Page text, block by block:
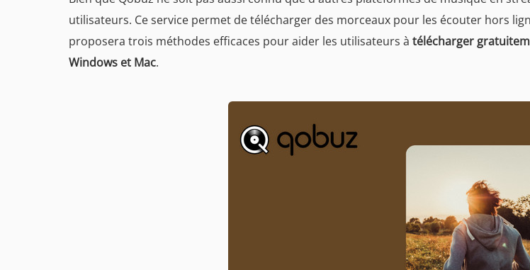
utilisateurs. Ce service permet de télécharger des morceaux pour les écouter hors
proposera trois méthodes efficaces pour aider les utilisateurs à télécharger
Windows et Mac.